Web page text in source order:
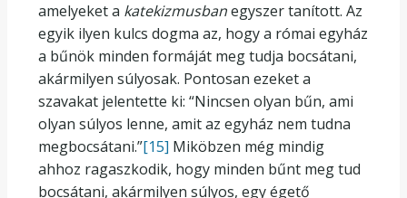
amelyeket a katekizmusbanegyszer tanított. Az
egyik ilyen kulcs dogma az, hogy a római egyház
a bűnök minden formáját meg tudja bocsátani,
akármilyen súlyosak. Pontosan ezeket a
szavakat jelentette ki: “Nincsen olyan bűn, ami
olyan súlyos lenne, amit az egyház nem tudna
megbocsátani.”[15] Miköbzen még mindig
ahhoz ragaszkodik, hogy minden bűnt meg tud
bocsátani, akármilyen súlyos, egy égető